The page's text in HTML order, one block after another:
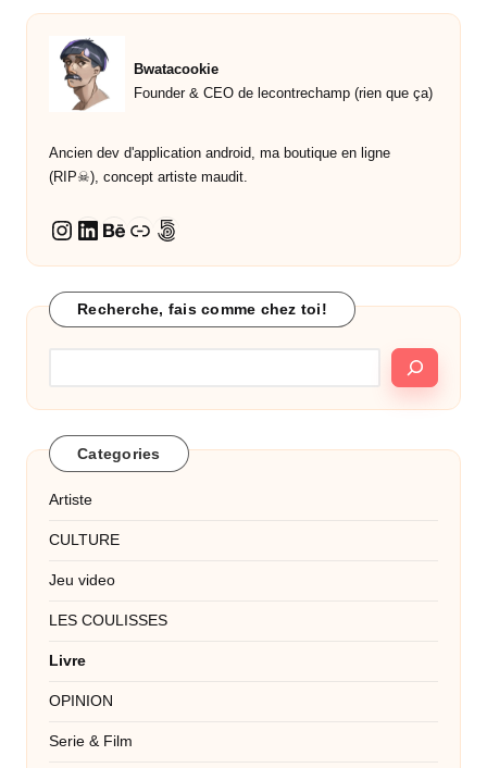
publications
Bwatacookie
Founder & CEO de lecontrechamp (rien que ça)
Ancien dev d'application android, ma boutique en ligne
(RIP☠︎︎), concept artiste maudit.
Instagram
LinkedIn
Behance
Lien500px
Recherche, fais comme chez toi!
Categories
Artiste
CULTURE
Jeu video
LES COULISSES
Livre
OPINION
Serie & Film